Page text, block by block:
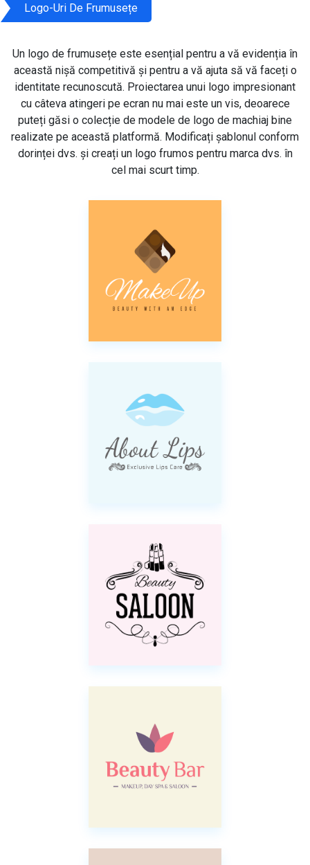
Logo-Uri De Frumusețe
Un logo de frumusețe este esențial pentru a vă evidenția în
această nișă competitivă și pentru a vă ajuta să vă faceți o
identitate recunoscută. Proiectarea unui logo impresionant
cu câteva atingeri pe ecran nu mai este un vis, deoarece
puteți găsi o colecție de modele de logo de machiaj bine
realizate pe această platformă. Modificați șablonul conform
dorinței dvs. și creați un logo frumos pentru marca dvs. în
cel mai scurt timp.